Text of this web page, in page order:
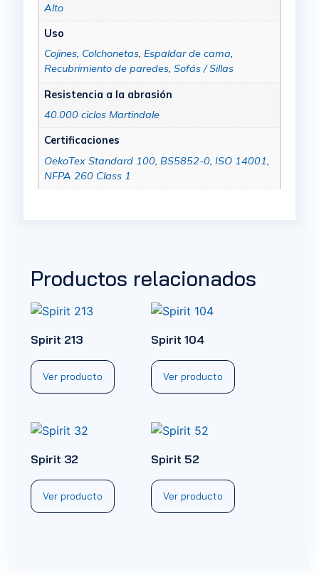
Alto
Uso
Cojines, Colchonetas, Espaldar de cama,
Recubrimiento de paredes, Sofás / Sillas
Resistencia a la abrasión
40.000 ciclos Martindale
Certificaciones
OekoTex Standard 100, BS5852-0, ISO 14001,
NFPA 260 Class 1
Productos relacionados
Spirit 213
Ver producto
Spirit 104
Ver producto
Spirit 32
Ver producto
Spirit 52
Ver producto